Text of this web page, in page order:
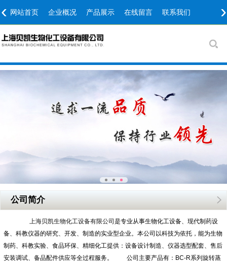
网站首页 企业概况 产品展示 在线留言 联系我们
‹ ›
公司简介
上海贝凯生物化工设备有限公司 是专业从事生物化工设备、现代制药设
备、科教仪器的研究、开发、制造的实业型企业。本公司以科技为依托，能为生物
制药、科教实验、食品环保、精细化工提供：设备设计制造、仪器选型配套、售后
安装调试、备品配件供应等全过程服务。 公司主要产品有：BC-R系列旋转蒸